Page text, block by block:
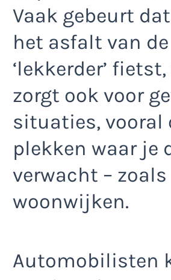
Vaak gebeurt
het asfalt van
‘lekkerder’
zorgt ook voor
situaties, vooral
plekken waar je
verwacht – zoals
woonwijken.
Automobilisten